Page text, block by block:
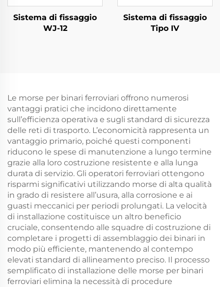
Sistema di fissaggio
WJ-12
Sistema di fissaggio
Tipo IV
Le morse per binari ferroviari offrono numerosi
vantaggi pratici che incidono direttamente
sull’efficienza operativa e sugli standard di sicurezza
delle reti di trasporto. L’economicità rappresenta un
vantaggio primario, poiché questi componenti
riducono le spese di manutenzione a lungo termine
grazie alla loro costruzione resistente e alla lunga
durata di servizio. Gli operatori ferroviari ottengono
risparmi significativi utilizzando morse di alta qualità
in grado di resistere all’usura, alla corrosione e ai
guasti meccanici per periodi prolungati. La velocità
di installazione costituisce un altro beneficio
cruciale, consentendo alle squadre di costruzione di
completare i progetti di assemblaggio dei binari in
modo più efficiente, mantenendo al contempo
elevati standard di allineamento preciso. Il processo
semplificato di installazione delle morse per binari
ferroviari elimina la necessità di procedure